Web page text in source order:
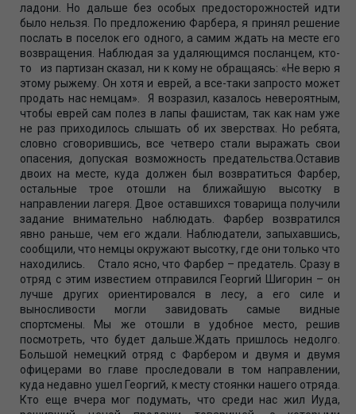
ладони. Но дальше без особых предосторожностей идти
было нельзя. По предложению Фарбера, я принял решение
послать в поселок его одного, а самим ждать на месте его
возвращения. Наблюдая за удаляющимся посланцем, кто-
то из партизан сказал, ни к кому не обращаясь: «Не верю я
этому рыжему. Он хотя и еврей, а все-таки запросто может
продать нас немцам». Я возразил, казалось невероятным,
чтобы еврей сам полез в лапы фашистам, так как нам уже
не раз приходилось слышать об их зверствах. Но ребята,
словно сговорившись, все четверо стали выражать свои
опасения, допуская возможность предательства.Оставив
двоих на месте, куда должен был возвратиться Фарбер,
остальные трое отошли на ближайшую высотку в
направлении лагеря. Двое оставшихся товарища получили
задание внимательно наблюдать. Фарбер возвратился
явно раньше, чем его ждали. Наблюдатели, запыхавшись,
сообщили, что немцы окружают высотку, где они только что
находились. Стало ясно, что Фарбер – предатель. Сразу в
отряд с этим известием отправился Георгий Шигорин – он
лучше других ориентировался в лесу, а его силе и
выносливости могли завидовать самые видные
спортсмены. Мы же отошли в удобное место, решив
посмотреть, что будет дальше.Ждать пришлось недолго.
Большой немецкий отряд с Фарбером и двумя и двумя
офицерами во главе проследовали в том направлении,
куда недавно ушел Георгий, к месту стоянки нашего отряда.
Кто еще вчера мог подумать, что среди нас жил Иуда,